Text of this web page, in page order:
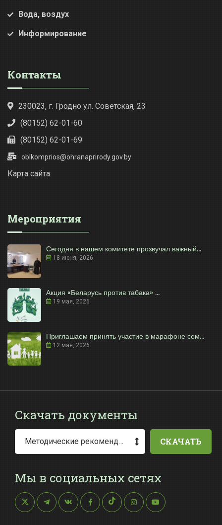
Вода, воздух
Информирование
Контакты
230023, г. Гродно ул. Советская, 23
(80152) 62-01-60
(80152) 62-01-69
oblkomprios@ohranaprirody.gov.by
Карта сайта
Мероприятия
Сегодня в нашем комитете прозвучал важный...
18 июня, 2026
Акция «Беларусь против табака» ...
19 мая, 2026
Приглашаем принять участие в марафоне сем...
12 мая, 2026
Скачать документы
Методические рекомендации по заполнению заявления о выдаче разрешения на специальное водопользование СКАЧАТЬ
Мы в социальных сетях